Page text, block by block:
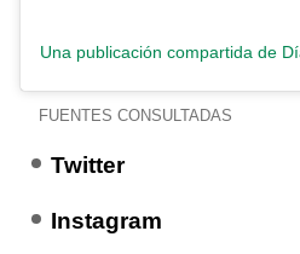
FUENTES CONSULTADAS
Twitter
Instagram